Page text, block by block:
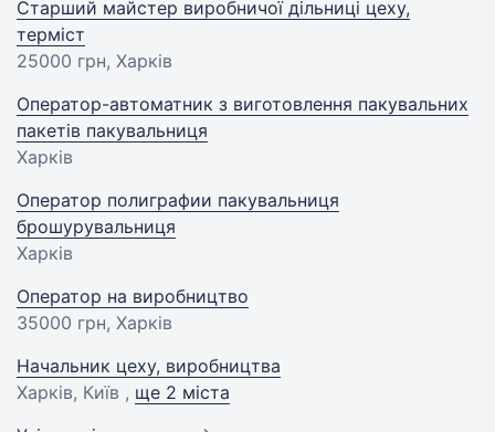
Старший майстер виробничої дільниці цеху,
терміст
25000 грн, Харків
Оператор-автоматник з виготовлення пакувальних
пакетів пакувальниця
Харків
Оператор полиграфии пакувальниця
брошурувальниця
Харків
Оператор на виробництво
35000 грн, Харків
Начальник цеху, виробництва
Харків, Київ , ще 2 міста